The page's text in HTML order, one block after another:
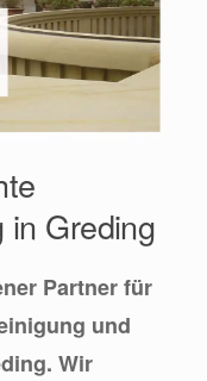
in Greding
Partner für
und
Wir